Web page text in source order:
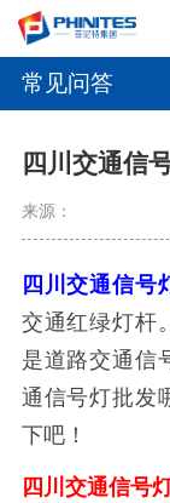
常见问答
四川交通信
来源：
四川交通信号
交通红绿灯杆
是道路交通信
通信号灯批发
下吧！
四川交通信号